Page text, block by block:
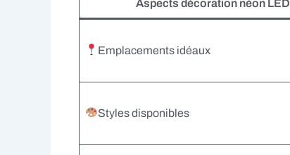
Aspects décoration néon LED
Emplacements idéaux
Styles disponibles